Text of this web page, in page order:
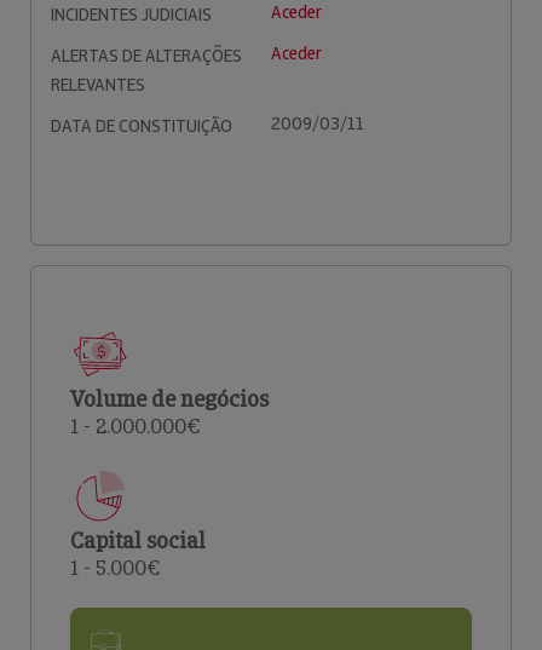
INCIDENTES JUDICIAIS
Aceder
ALERTAS DE ALTERAÇÕES
RELEVANTES
Aceder
DATA DE CONSTITUIÇÃO 2009/03/11
Volume de negócios
1 - 2.000.000€
Capital social
1 - 5.000€